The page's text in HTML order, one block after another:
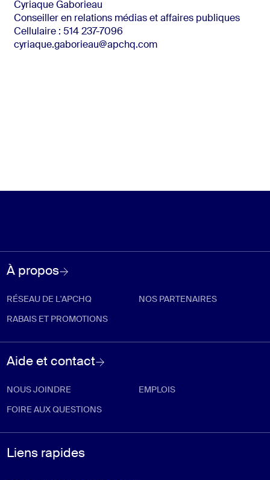
Cyriaque Gaborieau
Conseiller en relations médias et affaires publiques
Cellulaire : 514 237-7096
cyriaque.gaborieau@apchq.com
À propos
RÉSEAU DE L'APCHQ NOS PARTENAIRES
RABAIS ET PROMOTIONS
Aide et contact
NOUS JOINDRE EMPLOIS
FOIRE AUX QUESTIONS
Liens rapides